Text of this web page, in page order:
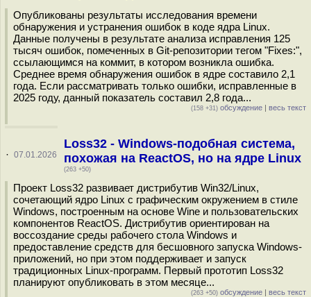
Опубликованы результаты исследования времени
обнаружения и устранения ошибок в коде ядра Linux.
Данные получены в результате анализа исправления 125
тысяч ошибок, помеченных в Git-репозитории тегом "Fixes:",
ссылающимся на коммит, в котором возникла ошибка.
Среднее время обнаружения ошибок в ядре составило 2,1
года. Если рассматривать только ошибки, исправленные в
2025 году, данный показатель составил 2,8 года...
(158 +31) обсуждение | весь текст
· 07.01.2026
Loss32 - Windows-подобная система,
похожая на ReactOS, но на ядре Linux
(263 +50)
Проект Loss32 развивает дистрибутив Win32/Linux,
сочетающий ядро Linux с графическим окружением в стиле
Windows, построенным на основе Wine и пользовательских
компонентов ReactOS. Дистрибутив ориентирован на
воссоздание среды рабочего стола Windows и
предоставление средств для бесшовного запуска Windows-
приложений, но при этом поддерживает и запуск
традиционных Linux-программ. Первый прототип Loss32
планируют опубликовать в этом месяце...
(263 +50) обсуждение | весь текст